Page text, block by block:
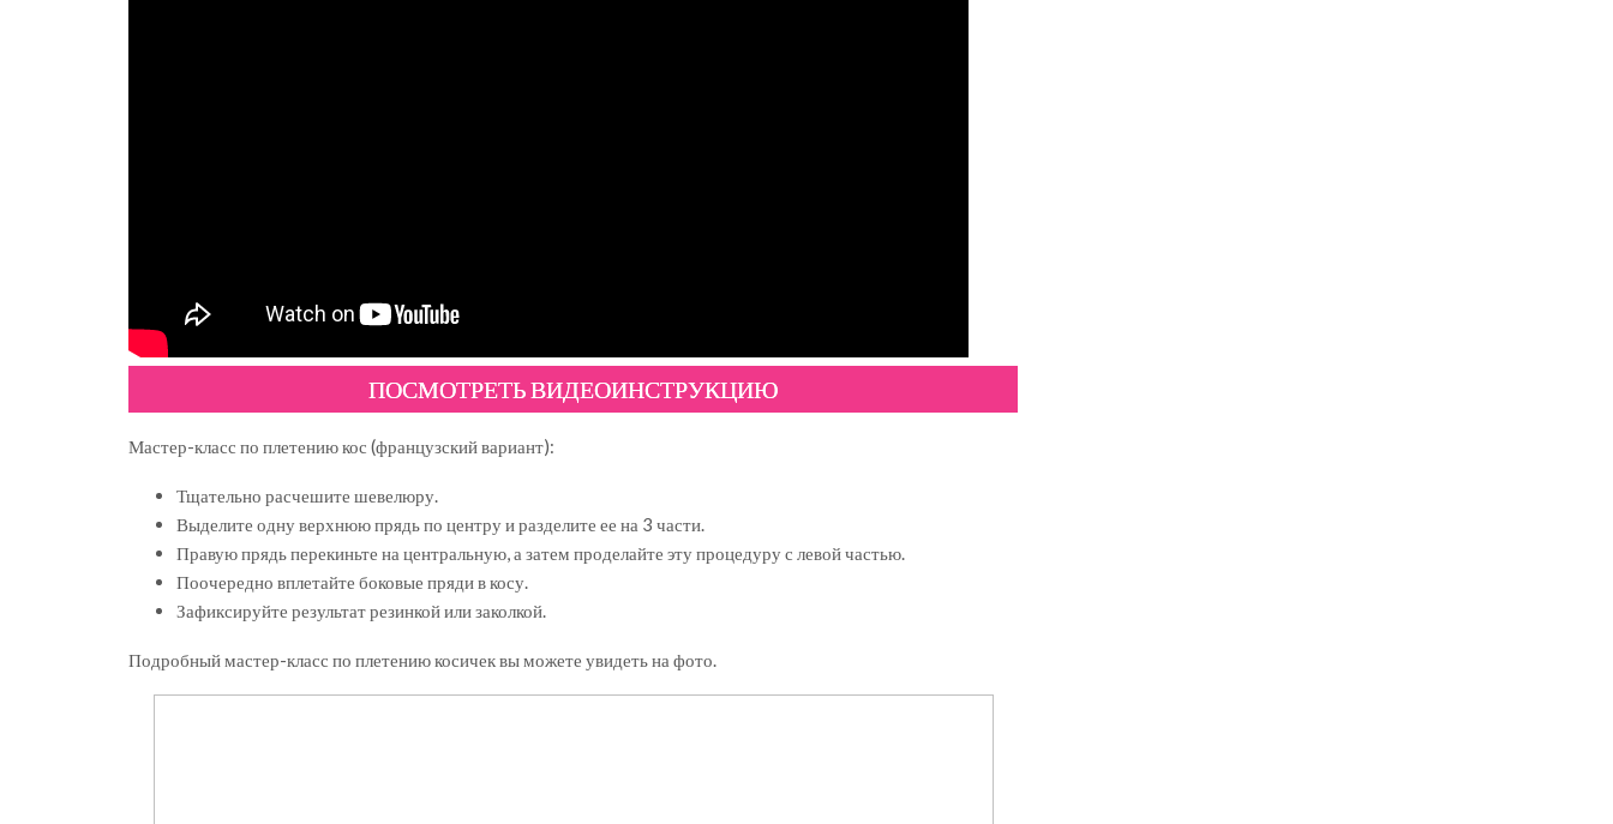
ПОСМОТРЕТЬ ВИДЕОИНСТРУКЦИЮ
Мастер-класс по плетению кос (французский вариант):
Тщательно расчешите шевелюру.
Выделите одну верхнюю прядь по центру и разделите ее на 3 части.
Правую прядь перекиньте на центральную, а затем проделайте эту процедуру с левой частью.
Поочередно вплетайте боковые пряди в косу.
Зафиксируйте результат резинкой или заколкой.
Подробный мастер-класс по плетению косичек вы можете увидеть на фото.